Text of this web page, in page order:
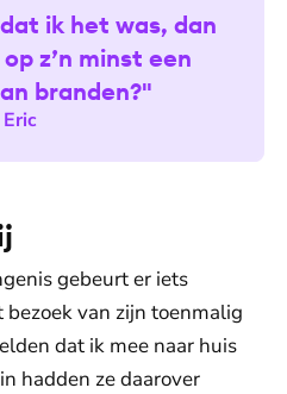
Eric
ik het was, dan
z’n minst een
branden?"
gebeurt er iets
van zijn toenmalig
dat ik mee naar huis
hadden ze daarover